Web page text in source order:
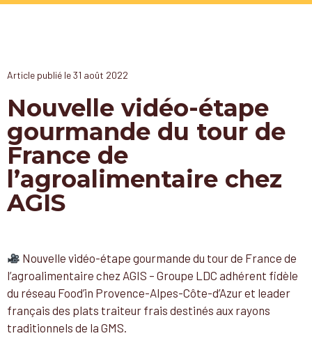
Article publié le31 août 2022
Nouvelle vidéo-étape
gourmande du tour de
France de
l’agroalimentaire chez
AGIS
Nouvelle vidéo-étape gourmande du tour de France de
l’agroalimentaire chez AGIS – Groupe LDC adhérent fidèle
du réseau Food’in Provence-Alpes-Côte-d’Azur et leader
français des plats traiteur frais destinés aux rayons
traditionnels de la GMS.